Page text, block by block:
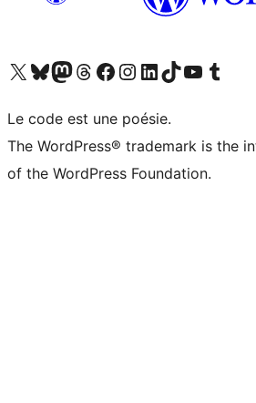
Visitez notre compte X (précédemment Twitter)
Visiter notre compte Bluesky
Visiter notre compte Mastodon
Visiter notre compte Threads
Consulter notre compte Facebook
Consulter notre compte Instagram
Consulter notre compte LinkedIn
Visiter notre compte TokTok
Visiter notre chaîne YouTube
Visiter notre compte
Le code est une poésie.
The WordPress® trademark is the
of the WordPress Foundation.